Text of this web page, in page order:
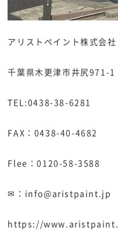
アリストペイント株式会社
千葉県木更津市井尻971-1
TEL:0438-38-6281
FAX：0438-40-4682
Flee：0120-58-3588
✉：info@aristpaint.jp
https://